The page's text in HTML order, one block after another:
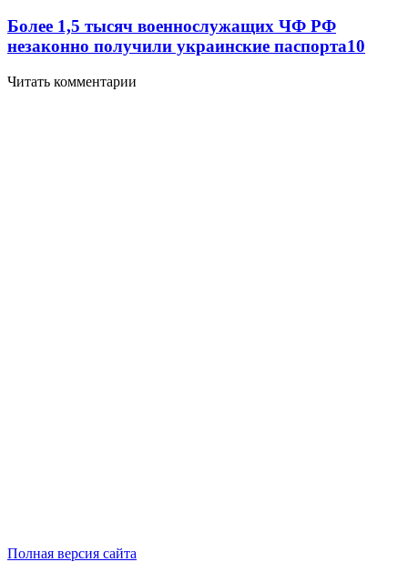
Более 1,5 тысяч военнослужащих ЧФ РФ
незаконно получили украинские паспорта10
Читать комментарии
Полная версия сайта